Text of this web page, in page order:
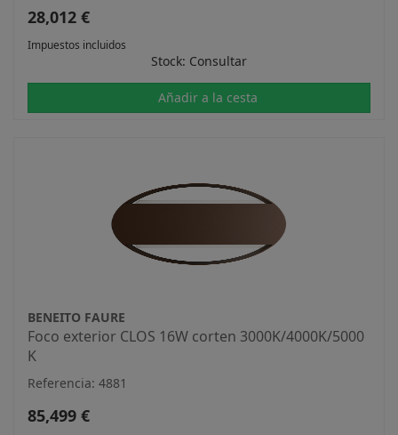
28,012 €
Impuestos incluidos
Stock: Consultar
Añadir a la cesta
BENEITO FAURE
Foco exterior CLOS 16W corten 3000K/4000K/5000
K
Referencia: 4881
85,499 €